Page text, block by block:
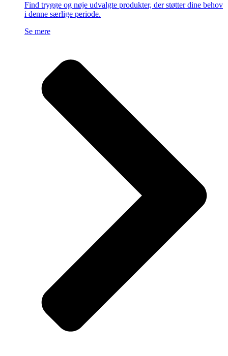
Find trygge og nøje udvalgte produkter, der støtter dine behov
i denne særlige periode.
Se mere